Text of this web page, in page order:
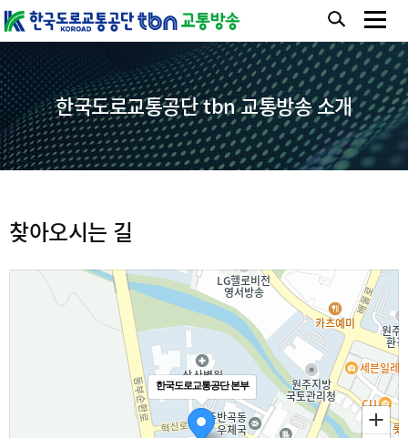
한국도로교통공단 tbn 교통방송 소개
찾아오시는 길
한국도로교통공단 본부